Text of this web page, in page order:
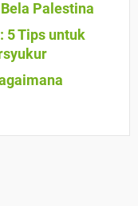
Palestina
5 Tips untuk